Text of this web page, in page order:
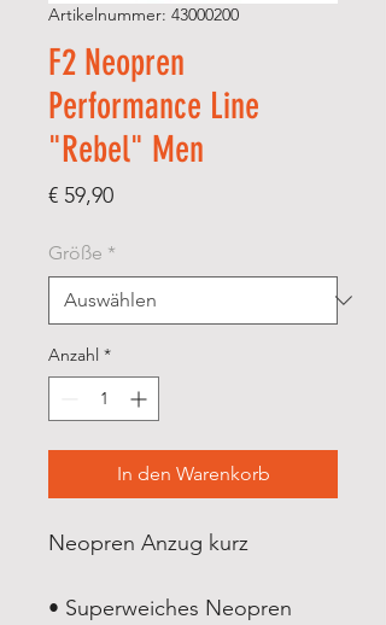
Artikelnummer: 43000200
F2 Neopren
Performance Line
"Rebel" Men
€ 59,90Preis
Größe *
Anzahl *
In den Warenkorb
Neopren Anzug kurz
• Superweiches Neopren